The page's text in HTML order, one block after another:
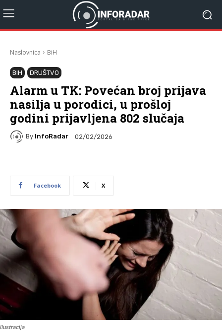
Naslovnica BiH
BIH DRUŠTVO
Alarm u TK: Povećan broj prijava
nasilja u porodici, u prošloj
godini prijavljena 802 slučaja
By InfoRadar 02/02/2026
Facebook X
Ilustracija